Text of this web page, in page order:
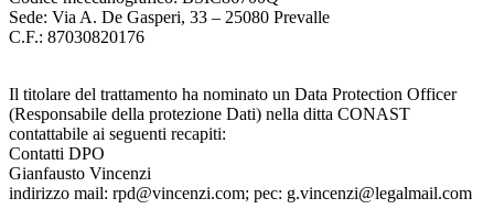
Sede: Via A. De Gasperi, 33 – 25080 Prevalle
C.F.: 87030820176
Il titolare del trattamento ha nominato un Data Protection Officer
(Responsabile della protezione Dati) nella ditta CONAST
contattabile ai seguenti recapiti:
Contatti DPO
Gianfausto Vincenzi
indirizzo mail: rpd@vincenzi.com; pec: g.vincenzi@legalmail.com